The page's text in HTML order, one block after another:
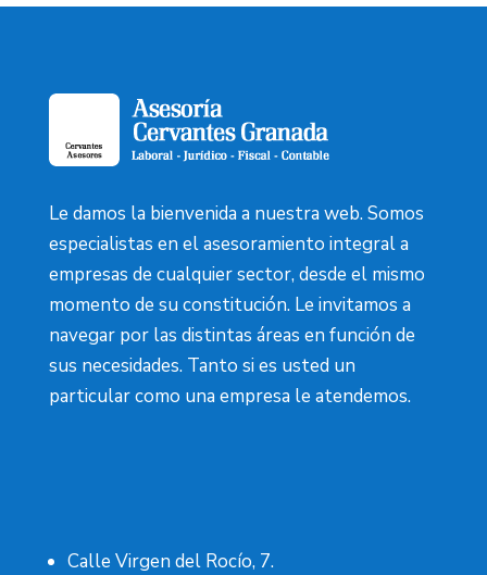
Le damos la bienvenida a nuestra web. Somos
especialistas en el asesoramiento integral a
empresas de cualquier sector, desde el mismo
momento de su constitución. Le invitamos a
navegar por las distintas áreas en función de
sus necesidades. Tanto si es usted un
particular como una empresa le atendemos.
Calle Virgen del Rocío, 7.